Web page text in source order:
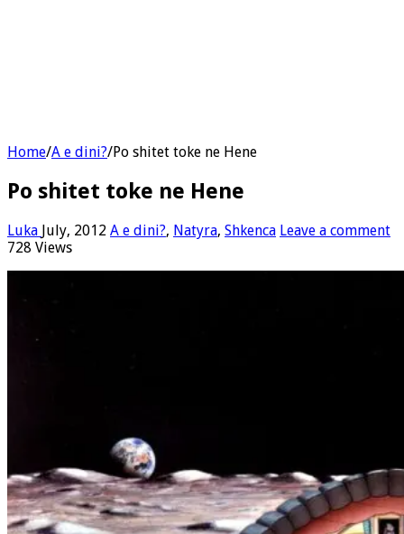
Home/A e dini?/Po shitet toke ne Hene
Po shitet toke ne Hene
Luka July, 2012 A e dini?, Natyra, Shkenca Leave a comment
728 Views